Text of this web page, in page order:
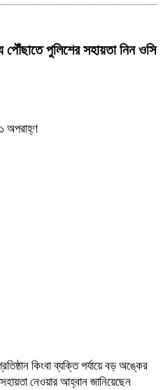
পুলিশের সহায়তা নিন ওসি
অপরাহ্ণ
কিংবা ব্যক্তি পর্যায়ে বড় অঙ্কের
নেওয়ার আহ্বান জানিয়েছেন